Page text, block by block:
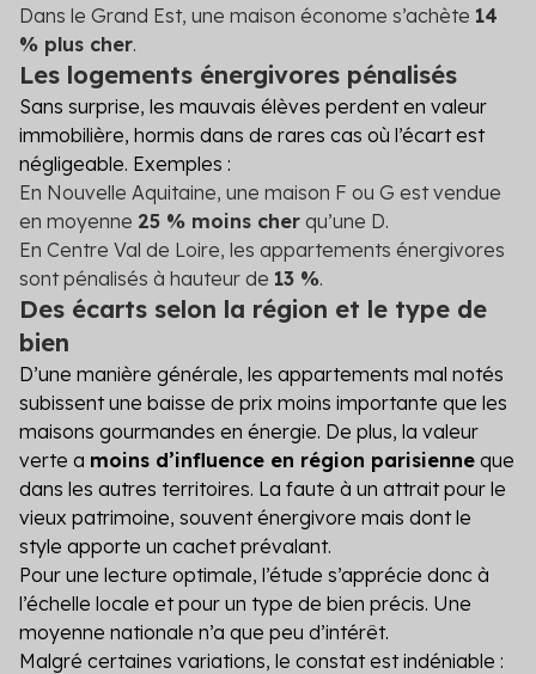
Dans le Grand Est, une maison économe s’achète 14
% plus cher.
Les logements énergivores pénalisés
Sans surprise, les mauvais élèves perdent en valeur
immobilière, hormis dans de rares cas où l’écart est
négligeable. Exemples :
En Nouvelle Aquitaine, une maison F ou G est vendue
en moyenne 25 % moins cher qu’une D.
En Centre Val de Loire, les appartements énergivores
sont pénalisés à hauteur de 13 %.
Des écarts selon la région et le type de
bien
D’une manière générale, les appartements mal notés
subissent une baisse de prix moins importante que les
maisons gourmandes en énergie. De plus, la valeur
verte a moins d’influence en région parisienne que
dans les autres territoires. La faute à un attrait pour le
vieux patrimoine, souvent énergivore mais dont le
style apporte un cachet prévalant.
Pour une lecture optimale, l’étude s’apprécie donc à
l’échelle locale et pour un type de bien précis. Une
moyenne nationale n’a que peu d’intérêt.
Malgré certaines variations, le constat est indéniable :